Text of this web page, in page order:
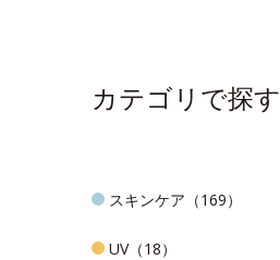
カテゴリで探す
スキンケア（169）
UV（18）